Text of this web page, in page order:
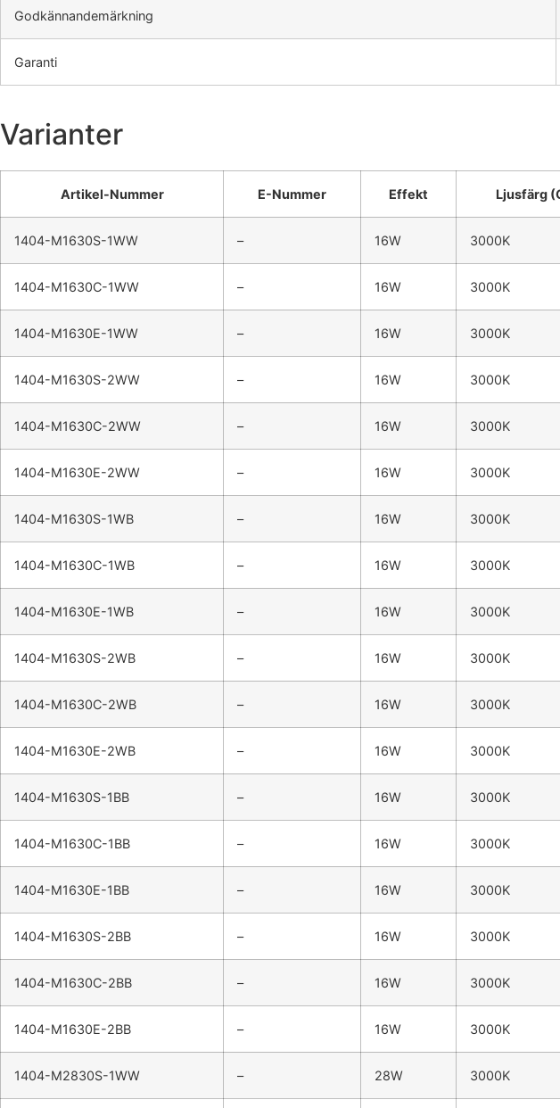
Godkännandemärkning
Garanti
Varianter
Artikel-Nummer E-Nummer Effekt Ljusfärg
1404-M1630S-1WW – 16W 3000K
1404-M1630C-1WW – 16W 3000K
1404-M1630E-1WW – 16W 3000K
1404-M1630S-2WW – 16W 3000K
1404-M1630C-2WW – 16W 3000K
1404-M1630E-2WW – 16W 3000K
1404-M1630S-1WB – 16W 3000K
1404-M1630C-1WB – 16W 3000K
1404-M1630E-1WB – 16W 3000K
1404-M1630S-2WB – 16W 3000K
1404-M1630C-2WB – 16W 3000K
1404-M1630E-2WB – 16W 3000K
1404-M1630S-1BB – 16W 3000K
1404-M1630C-1BB – 16W 3000K
1404-M1630E-1BB – 16W 3000K
1404-M1630S-2BB – 16W 3000K
1404-M1630C-2BB – 16W 3000K
1404-M1630E-2BB – 16W 3000K
1404-M2830S-1WW – 28W 3000K